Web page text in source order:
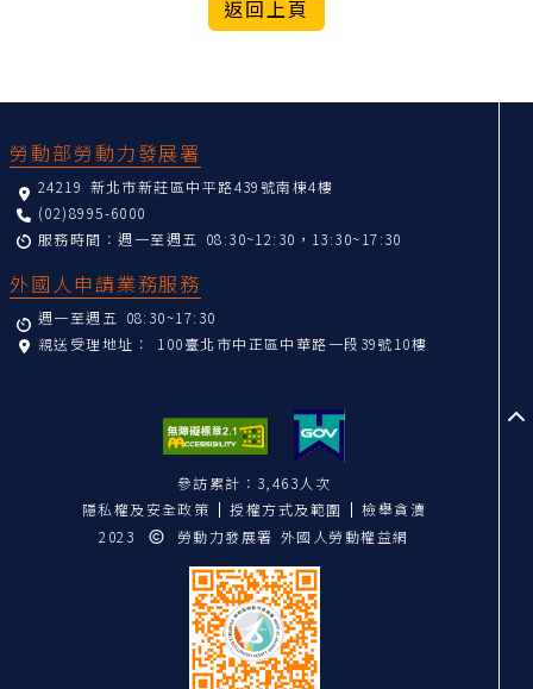
勞動部勞動力發展署
24219 新北市新莊區中平路439號南棟4樓
(02)8995-6000
服務時間：週一至週五 08:30~12:30，13:30~17:30
外國人申請業務服務
週一至週五 08:30~17:30
親送受理地址： 100臺北市中正區中華路一段39號10樓
參訪累計：3,463人次
隱私權及安全政策
授權方式及範圍
檢舉貪瀆
2023
勞動力發展署 外國人勞動權益網
至